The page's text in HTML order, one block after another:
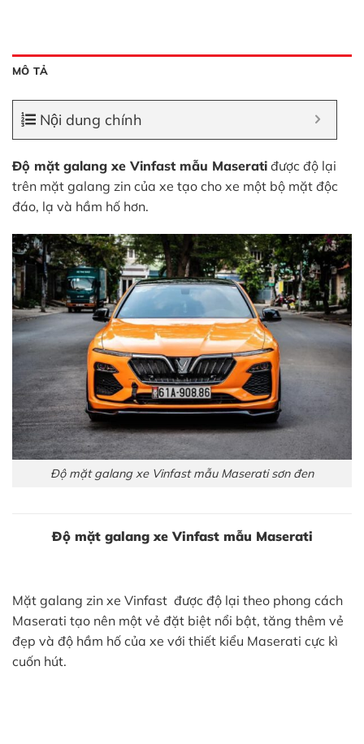
MÔ TẢ
Nội dung chính
Độ mặt galang xe Vinfast mẫu Maserati được độ lại
trên mặt galang zin của xe tạo cho xe một bộ mặt độc
đáo, lạ và hầm hố hơn.
Độ mặt galang xe Vinfast mẫu Maserati sơn đen
Độ mặt galang xe Vinfast mẫu Maserati
Mặt galang zin xe Vinfast được độ lại theo phong cách
Maserati tạo nên một vẻ đặt biệt nổi bật, tăng thêm vẻ
đẹp và độ hầm hố của xe với thiết kiểu Maserati cực kì
cuốn hút.